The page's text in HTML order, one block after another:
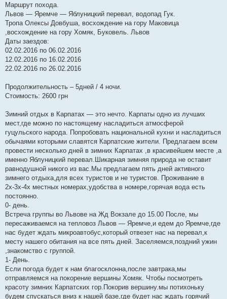
о
м
л
е
н
я
Маршрут похода.
Львов — Яремче — Яблуницкий перевал, водопад Гук.
Тропа Олексы Довбуша, восхождение на гору Маковица
,восхождение на гору Хомяк, Буковель. Львов
Даты заездов:
02.02.2016 по 06.02.2016
12.02.2016 по 16.02.2016
22.02.2016 по 26.02.2016
Продолжительность – 5дней / 4 ночи.
Стоимость: 2600 грн
Зимний отдых в Карпатах — это нечто. Карпаты одно из лучших
мест,где можно по настоящему насладиться атмосферой
гуцульского народа. Попробовать национальной кухни и насладиться
обычаями которыми славятся Карпатские жители. Предлагаем всем
провести несколько дней в зимних Карпатах ,в красивейшем месте ,а
именно Яблуницкий перевал.Шикарная зимняя природа не оставит
равнодушной никого из вас.Мы предлагаем пять дней активного
зимнего отдыха,для всех туристов и не туристов. Проживание в
2х-3х-4х местных номерах,удобства в номере,горячая вода есть
постоянно.
0- день.
Встреча группы во Львове на Жд Вокзале до 15.00 После, мы
пересаживаемся на тепловоз Львов — Яремче,и едем до Яремче,где
нас будет ждать микроавтобус,который отвезет нас на перевал,к
месту нашего обитания на все пять дней. Заселяемся,поздний ужин
,знакомство с группой.
1- День.
Если погода будет к нам благосклонна,после завтрака,мы
отправляемся на покорение вершины Хомяк. Чтобы посмотреть
красоту зимних Карпатских гор.Покорив вершину.мы потихоньку
будем спускаться вниз к нашей базе,где будет нас ждать горячий